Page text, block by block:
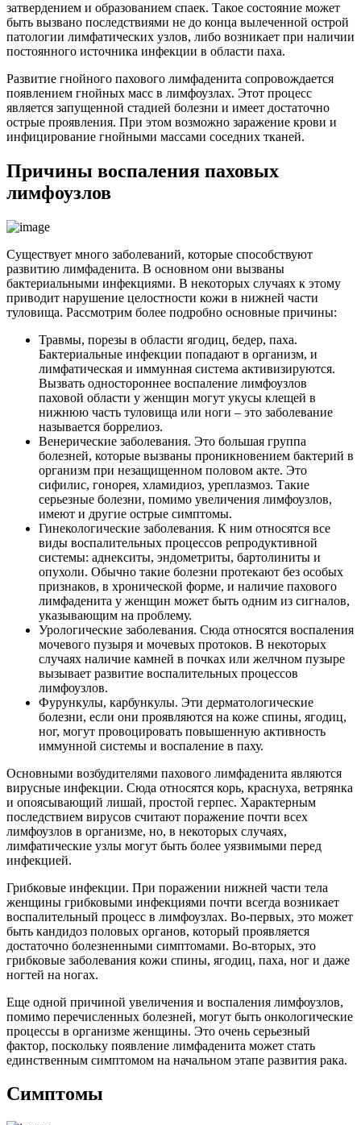
затвердением и образованием спаек. Такое состояние может
быть вызвано последствиями не до конца вылеченной острой
патологии лимфатических узлов, либо возникает при наличии
постоянного источника инфекции в области паха.
Развитие гнойного пахового лимфаденита сопровождается
появлением гнойных масс в лимфоузлах. Этот процесс
является запущенной стадией болезни и имеет достаточно
острые проявления. При этом возможно заражение крови и
инфицирование гнойными массами соседних тканей.
Причины воспаления паховых
лимфоузлов
Существует много заболеваний, которые способствуют
развитию лимфаденита. В основном они вызваны
бактериальными инфекциями. В некоторых случаях к этому
приводит нарушение целостности кожи в нижней части
туловища. Рассмотрим более подробно основные причины:
Травмы, порезы в области ягодиц, бедер, паха.
Бактериальные инфекции попадают в организм, и
лимфатическая и иммунная система активизируются.
Вызвать одностороннее воспаление лимфоузлов
паховой области у женщин могут укусы клещей в
нижнюю часть туловища или ноги – это заболевание
называется боррелиоз.
Венерические заболевания. Это большая группа
болезней, которые вызваны проникновением бактерий в
организм при незащищенном половом акте. Это
сифилис, гонорея, хламидиоз, уреплазмоз. Такие
серьезные болезни, помимо увеличения лимфоузлов,
имеют и другие острые симптомы.
Гинекологические заболевания. К ним относятся все
виды воспалительных процессов репродуктивной
системы: аднекситы, эндометриты, бартолиниты и
опухоли. Обычно такие болезни протекают без особых
признаков, в хронической форме, и наличие пахового
лимфаденита у женщин может быть одним из сигналов,
указывающим на проблему.
Урологические заболевания. Сюда относятся воспаления
мочевого пузыря и мочевых протоков. В некоторых
случаях наличие камней в почках или желчном пузыре
вызывает развитие воспалительных процессов
лимфоузлов.
Фурункулы, карбункулы. Эти дерматологические
болезни, если они проявляются на коже спины, ягодиц,
ног, могут провоцировать повышенную активность
иммунной системы и воспаление в паху.
Основными возбудителями пахового лимфаденита являются
вирусные инфекции. Сюда относятся корь, краснуха, ветрянка
и опоясывающий лишай, простой герпес. Характерным
последствием вирусов считают поражение почти всех
лимфоузлов в организме, но, в некоторых случаях,
лимфатические узлы могут быть более уязвимыми перед
инфекцией.
Грибковые инфекции. При поражении нижней части тела
женщины грибковыми инфекциями почти всегда возникает
воспалительный процесс в лимфоузлах. Во-первых, это может
быть кандидоз половых органов, который проявляется
достаточно болезненными симптомами. Во-вторых, это
грибковые заболевания кожи спины, ягодиц, паха, ног и даже
ногтей на ногах.
Еще одной причиной увеличения и воспаления лимфоузлов,
помимо перечисленных болезней, могут быть онкологические
процессы в организме женщины. Это очень серьезный
фактор, поскольку появление лимфаденита может стать
единственным симптомом на начальном этапе развития рака.
Симптомы